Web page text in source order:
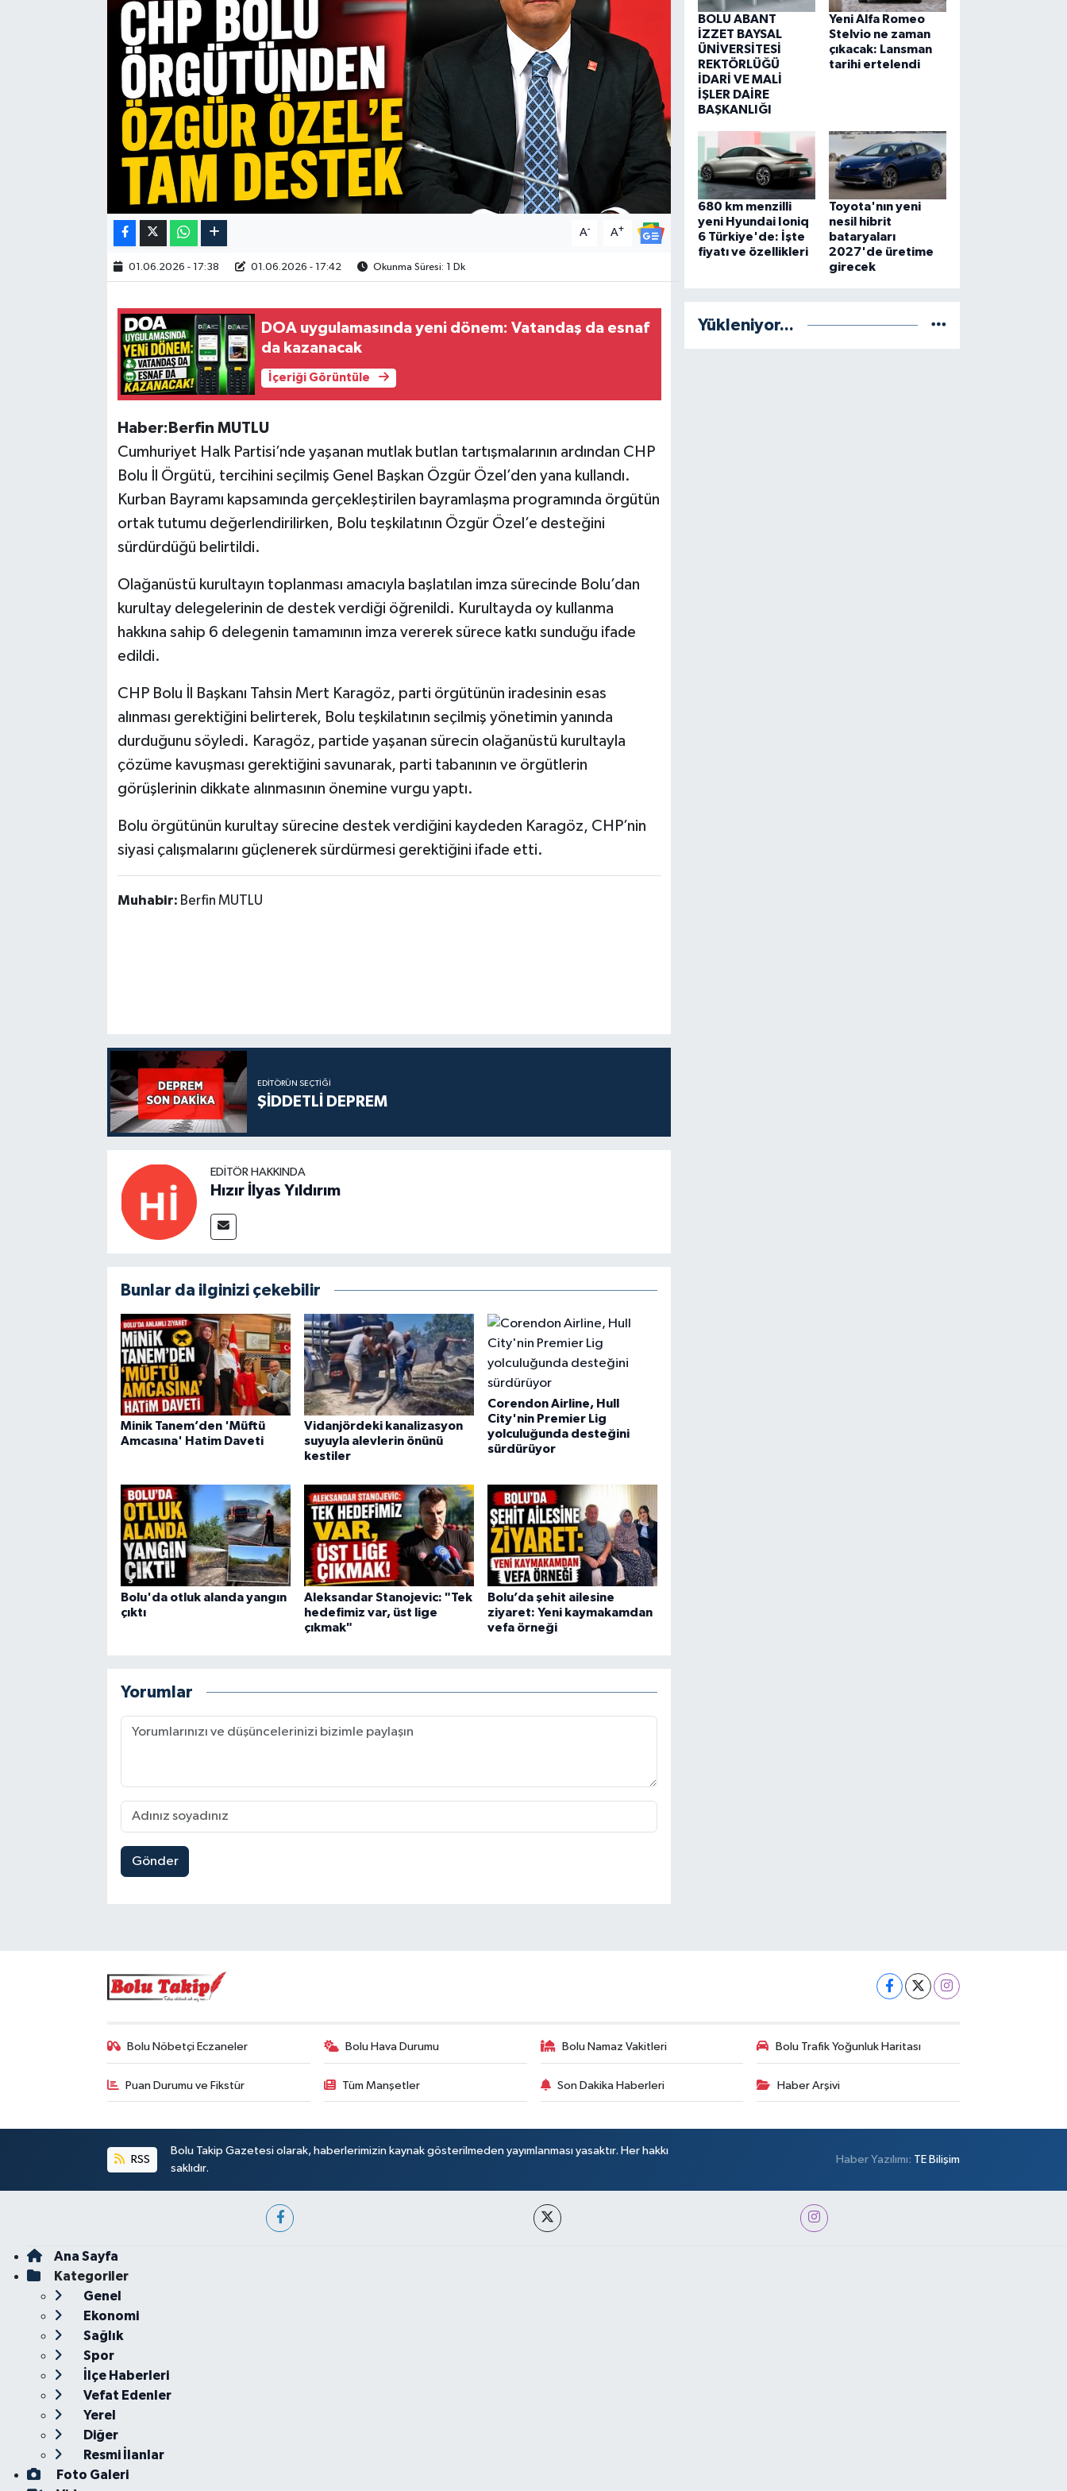
A- A+
01.06.2026 - 17:38 01.06.2026 - 17:42 Okunma Süresi: 1 Dk
DOA uygulamasında yeni dönem: Vatandaş da esnaf
da kazanacak
İçeriği Görüntüle
Haber:Berfin MUTLU
Cumhuriyet Halk Partisi’nde yaşanan mutlak butlan tartışmalarının ardından CHP
Bolu İl Örgütü, tercihini seçilmiş Genel Başkan Özgür Özel’den yana kullandı.
Kurban Bayramı kapsamında gerçekleştirilen bayramlaşma programında örgütün
ortak tutumu değerlendirilirken, Bolu teşkilatının Özgür Özel’e desteğini
sürdürdüğü belirtildi.
Olağanüstü kurultayın toplanması amacıyla başlatılan imza sürecinde Bolu’dan
kurultay delegelerinin de destek verdiği öğrenildi. Kurultayda oy kullanma
hakkına sahip 6 delegenin tamamının imza vererek sürece katkı sunduğu ifade
edildi.
CHP Bolu İl Başkanı Tahsin Mert Karagöz, parti örgütünün iradesinin esas
alınması gerektiğini belirterek, Bolu teşkilatının seçilmiş yönetimin yanında
durduğunu söyledi. Karagöz, partide yaşanan sürecin olağanüstü kurultayla
çözüme kavuşması gerektiğini savunarak, parti tabanının ve örgütlerin
görüşlerinin dikkate alınmasının önemine vurgu yaptı.
Bolu örgütünün kurultay sürecine destek verdiğini kaydeden Karagöz, CHP’nin
siyasi çalışmalarını güçlenerek sürdürmesi gerektiğini ifade etti.
Muhabir: Berfin MUTLU
EDITÖRÜN SEÇTIĞI
ŞİDDETLİ DEPREM
EDITÖR HAKKINDA
Hızır İlyas Yıldırım
Bunlar da ilginizi çekebilir
Minik Tanem’den 'Müftü
Amcasına' Hatim Daveti
Vidanjördeki kanalizasyon
suyuyla alevlerin önünü
kestiler
Corendon Airline, Hull
City'nin Premier Lig
yolculuğunda desteğini
sürdürüyor
Bolu'da otluk alanda yangın
çıktı
Aleksandar Stanojevic: "Tek
hedefimiz var, üst lige
çıkmak"
Bolu’da şehit ailesine
ziyaret: Yeni kaymakamdan
vefa örneği
Yorumlar
Gönder
BOLU ABANT
İZZET BAYSAL
ÜNİVERSİTESİ
REKTÖRLÜĞÜ
İDARİ VE MALİ
İŞLER DAİRE
BAŞKANLIĞI
Yeni Alfa Romeo
Stelvio ne zaman
çıkacak: Lansman
tarihi ertelendi
680 km menzilli
yeni Hyundai Ioniq
6 Türkiye'de: İşte
fiyatı ve özellikleri
Toyota'nın yeni
nesil hibrit
bataryaları
2027'de üretime
girecek
Yükleniyor...
Bolu Nöbetçi Eczaneler Bolu Hava Durumu Bolu Namaz Vakitleri Bolu Trafik Yoğunluk Haritası
Puan Durumu ve Fikstür Tüm Manşetler Son Dakika Haberleri Haber Arşivi
RSS
Bolu Takip Gazetesi olarak, haberlerimizin kaynak gösterilmeden yayımlanması yasaktır. Her hakkı
saklıdır.
Haber Yazılımı: TE Bilişim
Ana Sayfa
Kategoriler
Genel
Ekonomi
Sağlık
Spor
İlçe Haberleri
Vefat Edenler
Yerel
Diğer
Resmi İlanlar
Foto Galeri